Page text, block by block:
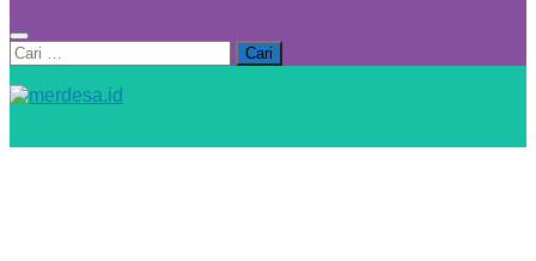
Cari
untuk: